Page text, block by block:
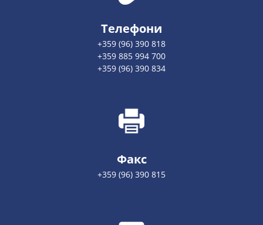
Телефони
+359 (96) 390 818
+359 885 994 700
+359 (96) 390 834
Факс
+359 (96) 390 815